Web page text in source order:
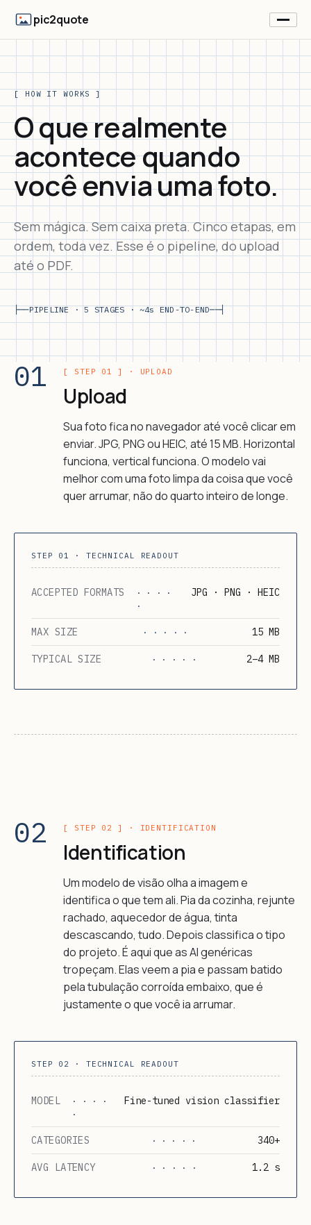
pic2quote
[ HOW IT WORKS ]
O que realmente
acontece quando
você envia uma foto.
Sem mágica. Sem caixa preta. Cinco etapas, em
ordem, toda vez. Esse é o pipeline, do upload
até o PDF.
├──PIPELINE · 5 STAGES · ~4s END-TO-END──┤
01 [ STEP 01 ] · UPLOAD
Upload
Sua foto fica no navegador até você clicar em
enviar. JPG, PNG ou HEIC, até 15 MB. Horizontal
funciona, vertical funciona. O modelo vai
melhor com uma foto limpa da coisa que você
quer arrumar, não do quarto inteiro de longe.
STEP 01 · TECHNICAL READOUT
ACCEPTED FORMATS
· · · ·
·
JPG · PNG · HEIC
MAX SIZE · · · · · 15 MB
TYPICAL SIZE · · · · · 2–4 MB
02 [ STEP 02 ] · IDENTIFICATION
Identification
Um modelo de visão olha a imagem e
identifica o que tem ali. Pia da cozinha, rejunte
rachado, aquecedor de água, tinta
descascando, tudo. Depois classifica o tipo
do projeto. É aqui que as AI genéricas
tropeçam. Elas veem a pia e passam batido
pela tubulação corroída embaixo, que é
justamente o que você ia arrumar.
STEP 02 · TECHNICAL READOUT
MODEL
· · · ·
·
Fine-tuned vision classifier
CATEGORIES · · · · · 340+
AVG LATENCY · · · · · 1.2 s